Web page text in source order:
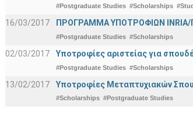
#Postgraduate Studies #Scholarships
16/03/2017 ΠΡΟΓΡΑΜΜΑ ΥΠΟΤΡΟΦΙΩΝ INRIA/
#Postgraduate Studies #Scholarships
02/03/2017 Υποτροφίες αριστείας για
#Postgraduate Studies #Scholarships
13/02/2017 Υποτροφίες Μεταπτυχιακών
#Scholarships #Postgraduate Studies